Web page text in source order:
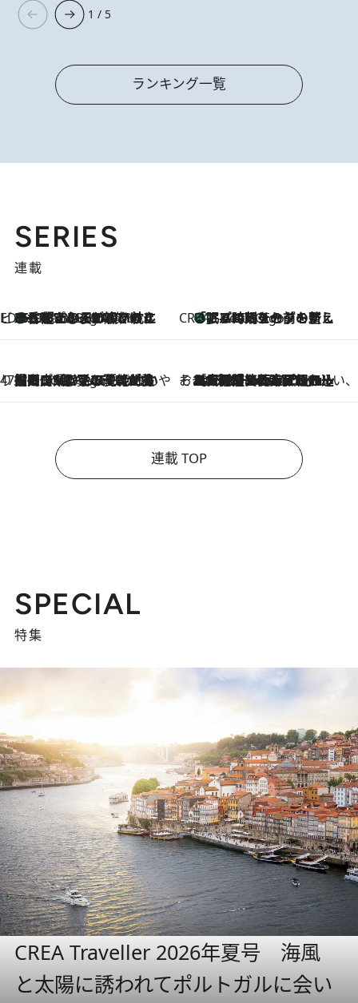
1 / 5
ランキング一覧
SERIES
連載
ビューティいいもの集め EDITORS' BEST
6 Hours Ago
35℃超えの日の夜、枕にひと吹き！ BAUMのルームスプレーが、ひのきの香りで心まで解きほぐす CREA'S CHOICE
6 Hours Ago
「眠る時刻をセットする」——眠りの前を整える、バルミューダの新しいアプローチ
47都道府県の手みやげ ひんやりスイーツで夏を満喫
6 Hours Ago
【岡山県】この夏絶対食べたい 冷やしておいしいおやつ3選 フルーツが主役のプリンやアイスが勢揃い そおだよおこの関西おいしい、おやつ紀行
2026.8.9
［大阪府箕面市］一皿一皿目の前で仕上げられる、料理を巧みに組み込んだアシェットデセールコース「ミチル アシェット デセール（Michiru assiette dessert）」
連載 TOP
SPECIAL
特集
CREA Traveller 2026年夏号 海風
と太陽に誘われてポルトガルに会い